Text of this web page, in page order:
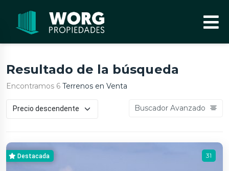
Resultado de la búsqueda
Encontramos 6 Terrenos en Venta
Buscador Avanzado
Destacada 31